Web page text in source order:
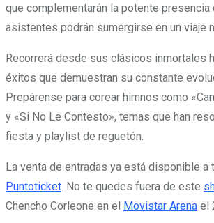
que complementarán la potente presencia
asistentes podrán sumergirse en un viaje
Recorrerá desde sus clásicos inmortales
éxitos que demuestran su constante
Prepárense para corear himnos como
y «Si No Le Contesto», temas que han
fiesta y playlist de reguetón.
La venta de entradas ya está disponible a
Puntoticket . No te quedes fuera de este
Chencho Corleone en el Movistar Arena el